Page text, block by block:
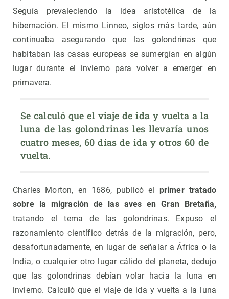
Seguía prevaleciendo la idea aristotélica de la
hibernación. El mismo Linneo, siglos más tarde, aún
continuaba asegurando que las golondrinas que
habitaban las casas europeas se sumergían en algún
lugar durante el invierno para volver a emerger en
primavera.
Se calculó que el viaje de ida y vuelta a la
luna de las golondrinas les llevaría unos
cuatro meses, 60 días de ida y otros 60 de
vuelta.
Charles Morton, en 1686, publicó el
primer tratado
sobre la migración de las aves en Gran Bretaña,
tratando el tema de las golondrinas. Expuso el
razonamiento científico detrás de la migración, pero,
desafortunadamente, en lugar de señalar a África o la
India, o cualquier otro lugar cálido del planeta, dedujo
que las golondrinas debían volar hacia la luna en
invierno. Calculó que el viaje de ida y vuelta a la luna